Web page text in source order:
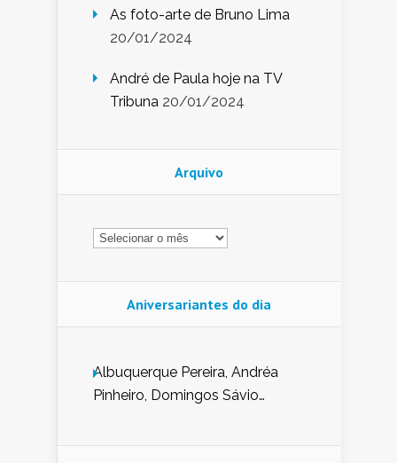
As foto-arte de Bruno Lima
20/01/2024
André de Paula hoje na TV
Tribuna 20/01/2024
Arquivo
Arquivo
Aniversariantes do dia
Albuquerque Pereira, Andréa
Pinheiro, Domingos Sávio